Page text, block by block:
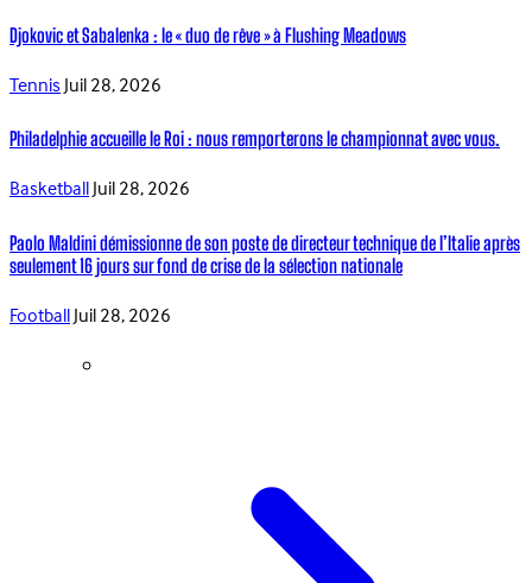
Djokovic et Sabalenka : le « duo de rêve » à Flushing Meadows
TennisJuil 28, 2026
Philadelphie accueille le Roi : nous remporterons le championnat avec vous.
BasketballJuil 28, 2026
Paolo Maldini démissionne de son poste de directeur technique de l’Italie après
seulement 16 jours sur fond de crise de la sélection nationale
FootballJuil 28, 2026